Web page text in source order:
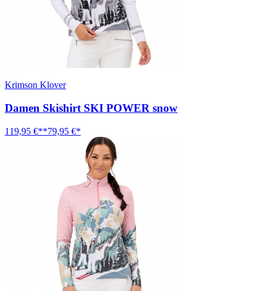
Krimson Klover
Damen Skishirt SKI POWER snow
119,95 €**79,95 €*